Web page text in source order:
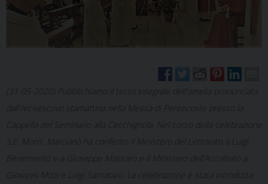
(31-05-2020) Pubblichiamo il testo integrale dell’omelia pronunciata
dall’Arcivescovo stamattina nella Messa di Pentecoste presso la
Cappella del Seminario alla Cecchignola. Nel corso della celebrazione
S.E. Mons. Marcianò ha conferito il Ministero del Lettorato a Luigi
Benemerito e a Giuseppe Massaro e il Ministero dell’Accolitato a
Giovanni Mizzi e Luigi Sarnataro. La celebrazione è stata introdotta